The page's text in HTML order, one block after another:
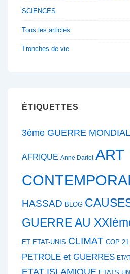
SCIENCES
Tous les articles
Tronches de vie
ÉTIQUETTES
3ème GUERRE
AFRIQUE Anne Darlet ART
HASSAD BLOG
GUERRE AU
ET ETAT-UNIS CLIMAT COP 21
PETROLE et GUERRES
ETAT ISLAMIQUE